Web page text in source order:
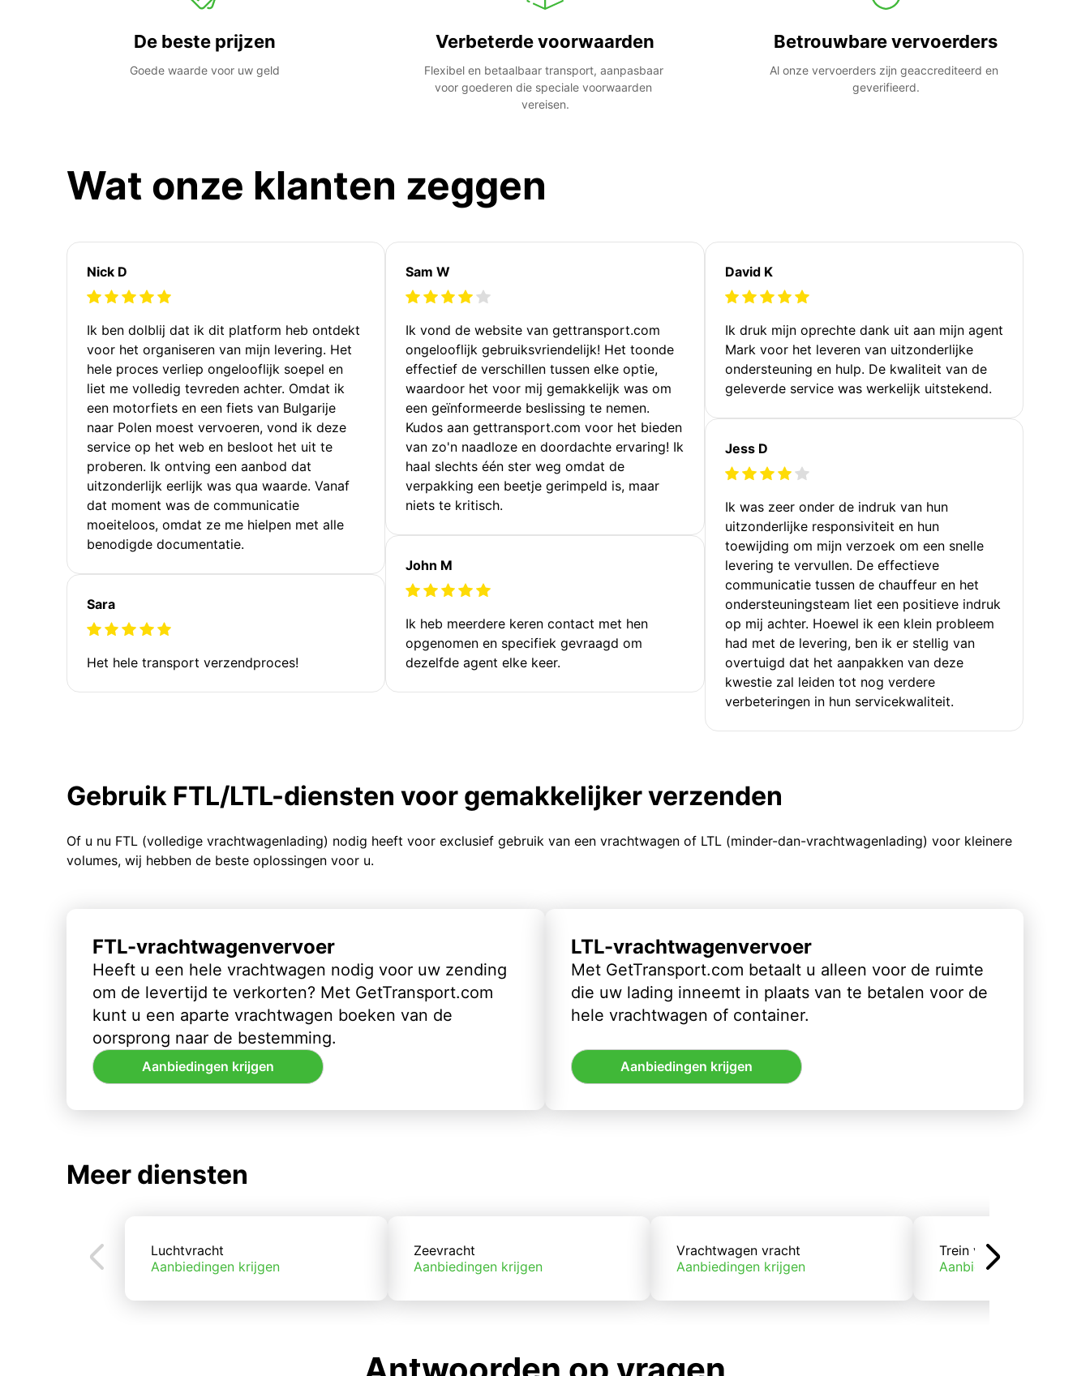
De beste prijzen
Goede waarde voor uw geld
Verbeterde voorwaarden
Flexibel en betaalbaar transport, aanpasbaar
voor goederen die speciale voorwaarden
vereisen.
Betrouwbare vervoerders
Al onze vervoerders zijn geaccrediteerd en
geverifieerd.
Wat onze klanten zeggen
Nick D
Ik ben dolblij dat ik dit platform heb ontdekt
voor het organiseren van mijn levering. Het
hele proces verliep ongelooflijk soepel en
liet me volledig tevreden achter. Omdat ik
een motorfiets en een fiets van Bulgarije
naar Polen moest vervoeren, vond ik deze
service op het web en besloot het uit te
proberen. Ik ontving een aanbod dat
uitzonderlijk eerlijk was qua waarde. Vanaf
dat moment was de communicatie
moeiteloos, omdat ze me hielpen met alle
benodigde documentatie.
Sara
Het hele transport verzendproces!
Sam W
Ik vond de website van gettransport.com
ongelooflijk gebruiksvriendelijk! Het toonde
effectief de verschillen tussen elke optie,
waardoor het voor mij gemakkelijk was om
een geïnformeerde beslissing te nemen.
Kudos aan gettransport.com voor het bieden
van zo'n naadloze en doordachte ervaring! Ik
haal slechts één ster weg omdat de
verpakking een beetje gerimpeld is, maar
niets te kritisch.
John M
Ik heb meerdere keren contact met hen
opgenomen en specifiek gevraagd om
dezelfde agent elke keer.
David K
Ik druk mijn oprechte dank uit aan mijn agent
Mark voor het leveren van uitzonderlijke
ondersteuning en hulp. De kwaliteit van de
geleverde service was werkelijk uitstekend.
Jess D
Ik was zeer onder de indruk van hun
uitzonderlijke responsiviteit en hun
toewijding om mijn verzoek om een snelle
levering te vervullen. De effectieve
communicatie tussen de chauffeur en het
ondersteuningsteam liet een positieve indruk
op mij achter. Hoewel ik een klein probleem
had met de levering, ben ik er stellig van
overtuigd dat het aanpakken van deze
kwestie zal leiden tot nog verdere
verbeteringen in hun servicekwaliteit.
Gebruik FTL/LTL-diensten voor gemakkelijker verzenden
Of u nu FTL (volledige vrachtwagenlading) nodig heeft voor exclusief gebruik van een vrachtwagen of LTL (minder-dan-vrachtwagenlading) voor kleinere
volumes, wij hebben de beste oplossingen voor u.
FTL-vrachtwagenvervoer
Heeft u een hele vrachtwagen nodig voor uw zending
om de levertijd te verkorten? Met GetTransport.com
kunt u een aparte vrachtwagen boeken van de
oorsprong naar de bestemming.
Aanbiedingen krijgen
LTL-vrachtwagenvervoer
Met GetTransport.com betaalt u alleen voor de ruimte
die uw lading inneemt in plaats van te betalen voor de
hele vrachtwagen of container.
Aanbiedingen krijgen
Meer diensten
Luchtvracht
Aanbiedingen krijgen
Zeevracht
Aanbiedingen krijgen
Vrachtwagen vracht
Aanbiedingen krijgen
Trein vracht
Aanbiedingen krijgen